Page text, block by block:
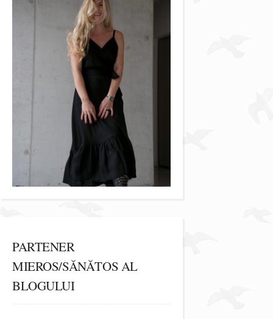
PARTENER
MIEROS/SĂNĂTOS AL
BLOGULUI